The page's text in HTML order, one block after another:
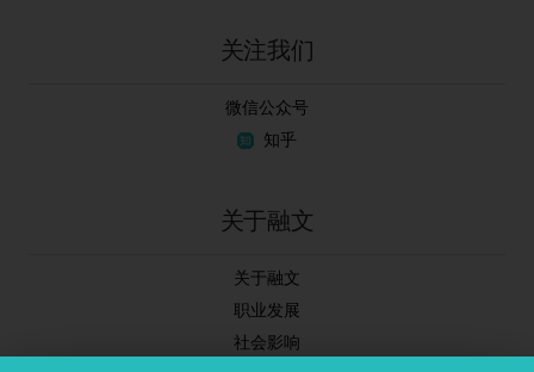
关注我们
微信公众号
知乎
关于融文
关于融文
职业发展
社会影响